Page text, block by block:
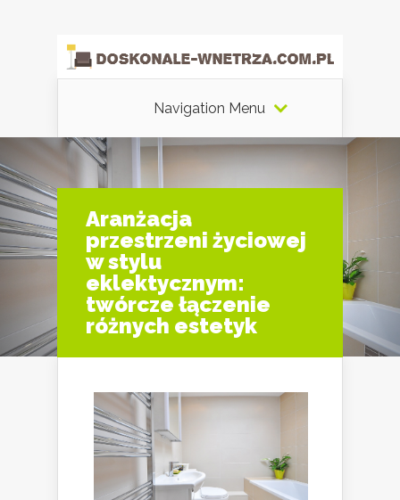
Navigation Menu
Aranżacja
przestrzeni życiowej
w stylu
eklektycznym:
twórcze łączenie
różnych estetyk